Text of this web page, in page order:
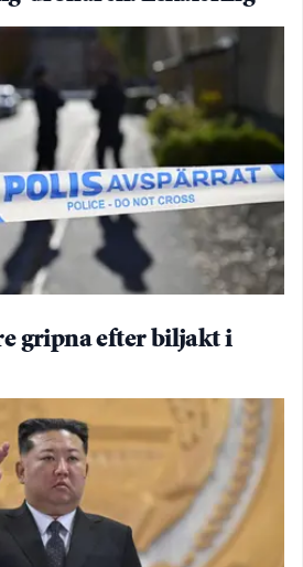
gripna efter biljakt i